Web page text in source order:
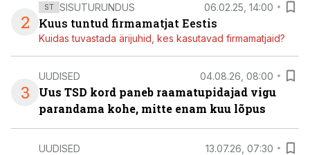
2
ST SISUTURUNDUS 06.02.25, 14:00
Kuus tuntud firmamatjat Eestis
Kuidas tuvastada ärijuhid, kes kasutavad firmamatjaid?
3
UUDISED 04.08.26, 08:00
Uus TSD kord paneb raamatupidajad vigu
parandama kohe, mitte enam kuu lõpus
UUDISED 13.07.26, 07:30